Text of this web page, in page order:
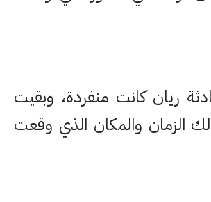
ريان كانت منفردة، وبقيت
الزمان والمكان الذي وقعت